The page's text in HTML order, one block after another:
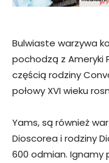
Bulwiaste warzywa
pochodzą z Ameryki
częścią rodziny
połowy XVI wieku
Yams, są również
Dioscorea i rodziny
600 odmian. Ignamy